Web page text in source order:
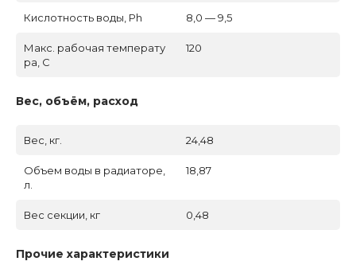
Кислотность воды, Ph 8,0 — 9,5
Макс. рабочая температу
ра, C
120
Вес, объём, расход
Вес, кг. 24,48
Объем воды в радиаторе,
л.
18,87
Вес секции, кг 0,48
Прочие характеристики